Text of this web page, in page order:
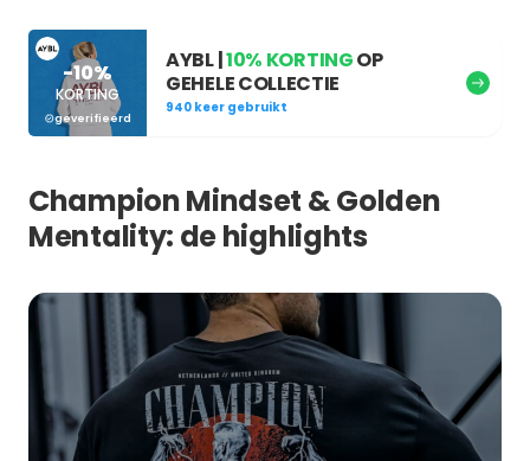
-10%
KORTING
geverifieerd
AYBL |10% KORTINGOP
GEHELE COLLECTIE
940 keer gebruikt
Champion Mindset & Golden
Mentality: de highlights